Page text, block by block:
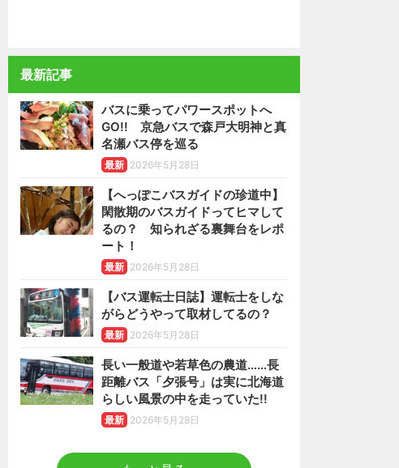
最新記事
バスに乗ってパワースポットへ
GO!! 京急バスで森戸大明神と真
名瀬バス停を巡る
最新 2026年5月28日
【へっぽこバスガイドの珍道中】
閑散期のバスガイドってヒマして
るの？ 知られざる裏舞台をレポ
ート！
最新 2026年5月28日
【バス運転士日誌】運転士をしな
がらどうやって取材してるの？
最新 2026年5月28日
長い一般道や若草色の農道……長
距離バス「夕張号」は実に北海道
らしい風景の中を走っていた!!
最新 2026年5月28日